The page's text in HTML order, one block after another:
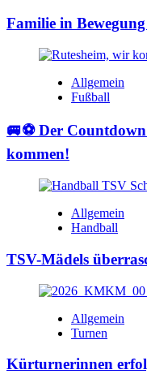
Familie in
Allgemein
Fußball
🚐⚽ Der
kommen!
Allgemein
Handball
TSV-Mädels
Allgemein
Turnen
Kürturnerinnen